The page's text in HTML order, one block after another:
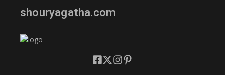
shouryagatha.com